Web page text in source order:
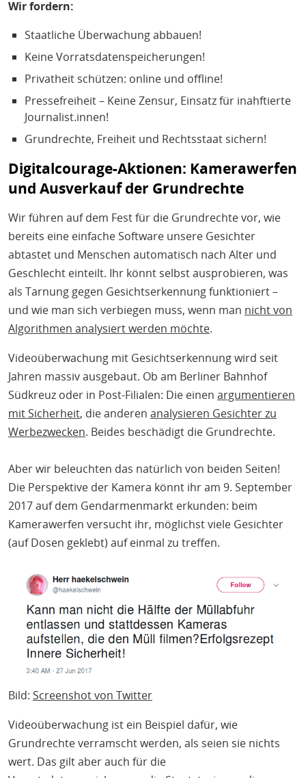
Wir fordern:
Staatliche Überwachung abbauen!
Keine Vorratsdatenspeicherungen!
Privatheit schützen: online und offline!
Pressefreiheit – Keine Zensur, Einsatz für inahftierte
Journalist.innen!
Grundrechte, Freiheit und Rechtsstaat sichern!
Digitalcourage-Aktionen: Kamerawerfen
und Ausverkauf der Grundrechte
Wir führen auf dem Fest für die Grundrechte vor, wie
bereits eine einfache Software unsere Gesichter
abtastet und Menschen automatisch nach Alter und
Geschlecht einteilt. Ihr könnt selbst ausprobieren, was
als Tarnung gegen Gesichtserkennung funktioniert –
und wie man sich verbiegen muss, wenn man nicht von
Algorithmen analysiert werden möchte.
Videoüberwachung mit Gesichtserkennung wird seit
Jahren massiv ausgebaut. Ob am Berliner Bahnhof
Südkreuz oder in Post-Filialen: Die einen argumentieren
mit Sicherheit, die anderen analysieren Gesichter zu
Werbezwecken. Beides beschädigt die Grundrechte.
Aber wir beleuchten das natürlich von beiden Seiten!
Die Perspektive der Kamera könnt ihr am 9. September
2017 auf dem Gendarmenmarkt erkunden: beim
Kamerawerfen versucht ihr, möglichst viele Gesichter
(auf Dosen geklebt) auf einmal zu treffen.
Bild: Screenshot von Twitter
Videoüberwachung ist ein Beispiel dafür, wie
Grundrechte verramscht werden, als seien sie nichts
wert. Das gilt aber auch für die